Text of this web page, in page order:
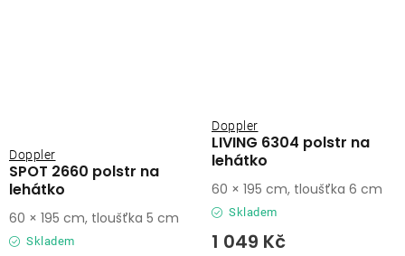
SPOT 2660 polstr na
lehátko
Doppler
Skladem
60 × 195 cm, tloušťka 5 cm
LIVING 6304 polstr na
lehátko
Doppler
Skladem
1 049 Kč
60 × 195 cm, tloušťka 6 cm